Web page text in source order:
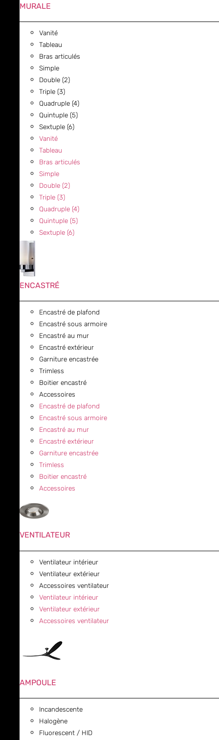
MURALE
Vanité
Tableau
Bras articulés
Simple
Double (2)
Triple (3)
Quadruple (4)
Quintuple (5)
Sextuple (6)
Vanité
Tableau
Bras articulés
Simple
Double (2)
Triple (3)
Quadruple (4)
Quintuple (5)
Sextuple (6)
ENCASTRÉ
Encastré de plafond
Encastré sous armoire
Encastré au mur
Encastré extérieur
Garniture encastrée
Trimless
Boitier encastré
Accessoires
Encastré de plafond
Encastré sous armoire
Encastré au mur
Encastré extérieur
Garniture encastrée
Trimless
Boitier encastré
Accessoires
VENTILATEUR
Ventilateur intérieur
Ventilateur extérieur
Accessoires ventilateur
Ventilateur intérieur
Ventilateur extérieur
Accessoires ventilateur
AMPOULE
Incandescente
Halogène
Fluorescent / HID